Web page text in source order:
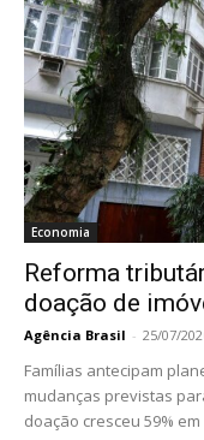
Economia
Reforma
doação de
Agência Brasil - 25/07/
Famílias antecipam
mudanças previstas
doação cresceu 59%